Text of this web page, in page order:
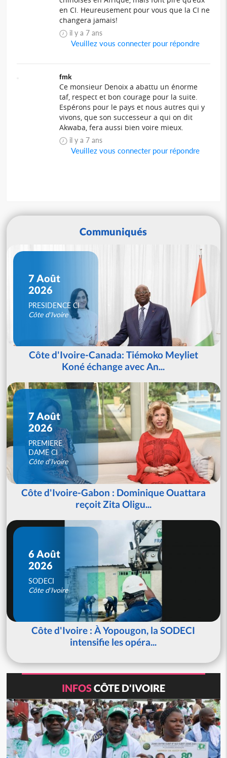
en CI. Heureusement pour vous que la CI ne
changera jamais!
il y a 7 ans
Veuillez vous connecter pour répondre
fmk
Ce monsieur Denoix a abattu un énorme
taf, respect et bon courage pour la suite.
Espérons pour le pays et nous autres qui y
vivons, que son successeur a qui on dit
Akwaba, fera aussi bien voire mieux.
il y a 7 ans
Veuillez vous connecter pour répondre
Communiqués
7 Août
2026
PRESIDENCE CI
Côte d'Ivoire
Côte d'Ivoire-Canada: Tiémoko Meyliet
Koné échange avec An...
7 Août
2026
PREMIERE
DAME CI
Côte d'Ivoire
Côte d'Ivoire-Gabon : Dominique Ouattara
reçoit Zita Oligu...
6 Août
2026
SODECI
Côte d'Ivoire
Côte d'Ivoire : À Yopougon, la SODECI
intensifie les opéra...
INFOSCÔTE D'IVOIRE